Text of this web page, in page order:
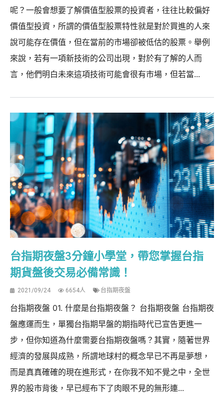
呢？一般會想要了解價值型股票的投資者，往往比較偏好
價值型投資，所謂的價值型股票特性就是對於買進的人來
說可能存在價值，但在當前的市場卻被低估的股票。舉例
來說，若有一項新技術的公司出現，對於有了解的人而
言，他們明白未來這項技術可能會很有市場，但若當...
台指期夜盤3分鐘小學堂，帶您掌握台指
期貨盤後交易必備常識！
2021/09/24 6654人 台指期夜盤
台指期夜盤 01. 什麼是台指期夜盤？ 台指期夜盤 台指期夜
盤應運而生，單獨台指期早盤的期指時代已宣告更進一
步，但你知道為什麼需要台指期夜盤嗎？其實，隨著世界
經濟的發展與成熟，所謂地球村的概念早已不再是夢想，
而是真真確確的現在進形式，在你我不知不覺之中，全世
界的股市背後，早已經布下了肉眼不見的無形連...